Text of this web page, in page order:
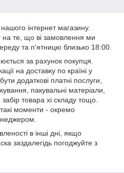
нашого інтернет магазину.
на те, що ві замовлення ми
та п'ятницю близько 18:00.
за рахунок покупця.
на доставку по країні у
додаткові платні послуги,
пакувальні матеріали,
товара хі складу тощо.
моменти - окремо
в інші дні, якщо
заздалегідь погоджуйте з